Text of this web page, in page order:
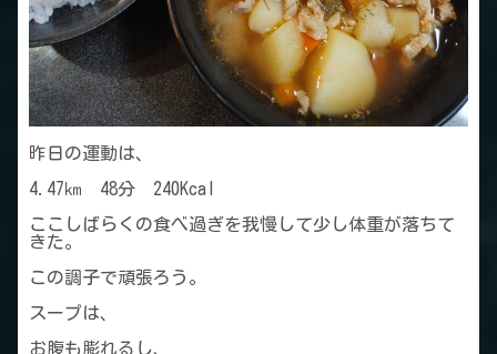
昨日の運動は、
4.47㎞ 48分 240Kcal
ここしばらくの食べ過ぎを我慢して少し体重が落ちて
きた。
この調子で頑張ろう。
スープは、
お腹も膨れるし、